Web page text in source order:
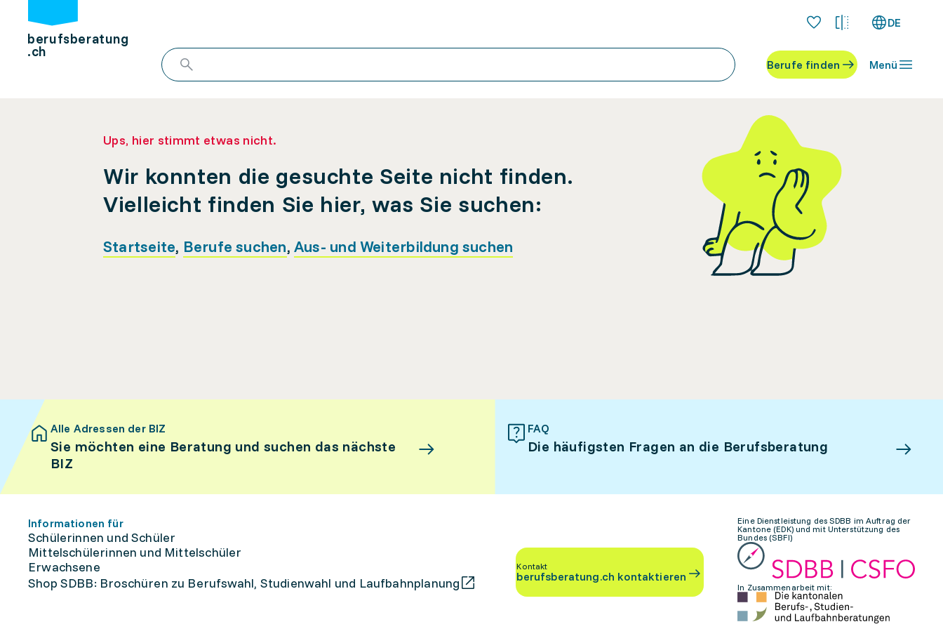
berufsberatung
.ch
DE
Berufe finden Menü
Ups, hier stimmt etwas nicht.
Wir konnten die gesuchte Seite nicht finden.
Vielleicht finden Sie hier, was Sie suchen:
Startseite, Berufe suchen, Aus- und Weiterbildung suchen
Alle Adressen der BIZ
Sie möchten eine Beratung und suchen das nächste
BIZ
FAQ
Die häufigsten Fragen an die Berufsberatung
Informationen für
Schülerinnen und Schüler
Mittelschülerinnen und Mittelschüler
Erwachsene
Shop SDBB: Broschüren zu Berufswahl, Studienwahl und Laufbahnplanung
Kontakt
berufsberatung.ch kontaktieren
Eine Dienstleistung des SDBB im Auftrag der
Kantone (EDK) und mit Unterstützung des
Bundes (SBFI)
In Zusammenarbeit mit: